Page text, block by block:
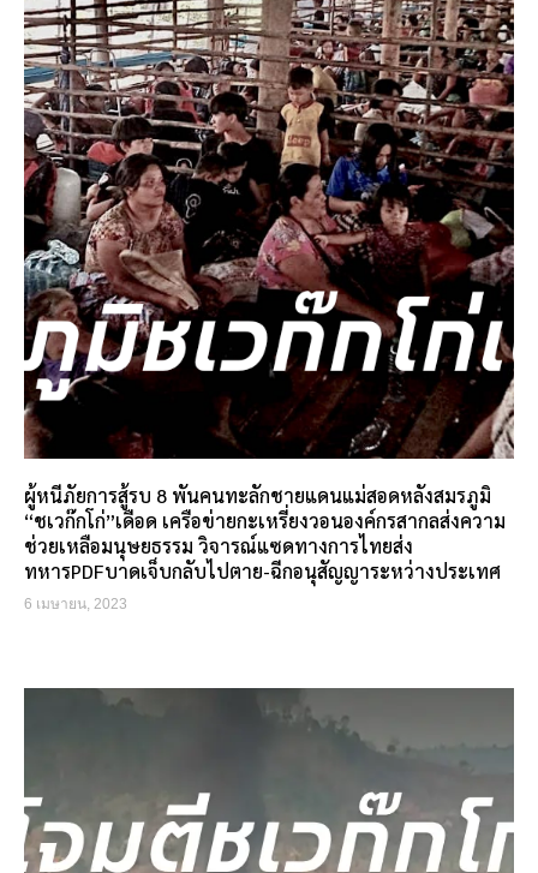
ผู้หนีภัยการสู้รบ 8 พันคนทะลักชายแดนแม่สอดหลังสมรภูมิ
“ชเวก๊กโก่”เดือด เครือข่ายกะเหรี่ยงวอนองค์กรสากลส่งความ
ช่วยเหลือมนุษยธรรม วิจารณ์แซดทางการไทยส่ง
ทหารPDFบาดเจ็บกลับไปตาย-ฉีกอนุสัญญาระหว่างประเทศ
6 เมษายน, 2023